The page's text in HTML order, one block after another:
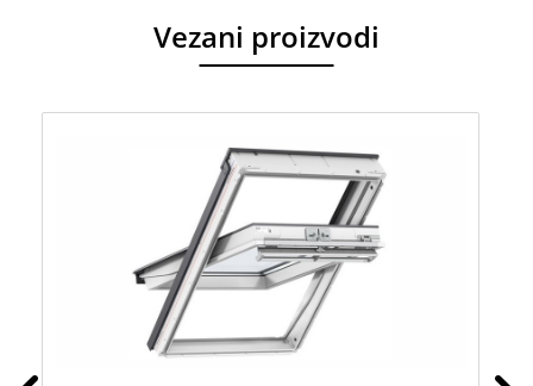
Vezani proizvodi